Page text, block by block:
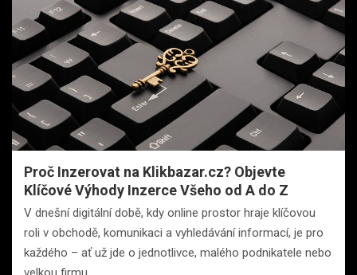
Proč Inzerovat na Klikbazar.cz? Objevte
Klíčové Výhody Inzerce Všeho od A do Z
V dnešní digitální době, kdy online prostor hraje klíčovou
roli v obchodě, komunikaci a vyhledávání informací, je pro
každého – ať už jde o jednotlivce, malého podnikatele nebo